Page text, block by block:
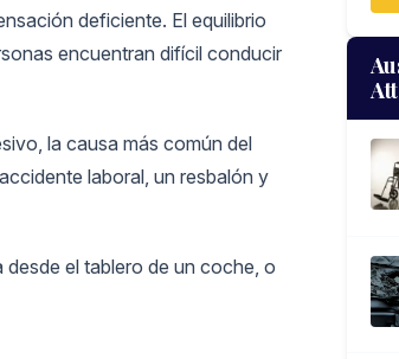
deficiente. El equilibrio
encuentran difícil conducir
la causa más común del
laboral, un resbalón y
el tablero de un coche, o